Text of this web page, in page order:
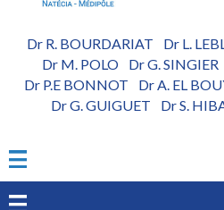
Dr R. BOURDARIAT Dr L.
Dr M. POLO- Dr G. SINGIER-
Dr P.E BONNOT
Dr A. EL
Dr G. GUIGUET
Dr S.